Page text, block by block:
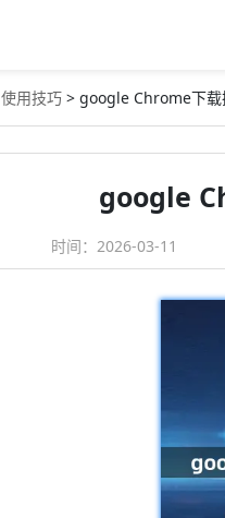
使用技巧 > google Chrome下载
google
时间：2026-03-11